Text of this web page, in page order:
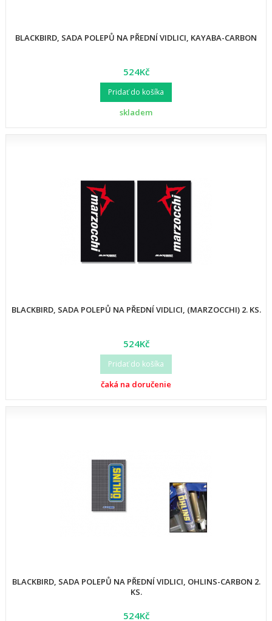
BLACKBIRD, SADA POLEPŮ NA PŘEDNÍ VIDLICI, KAYABA-CARBON
524Kč
Pridať do košíka
skladem
BLACKBIRD, SADA POLEPŮ NA PŘEDNÍ VIDLICI, (MARZOCCHI) 2. KS.
524Kč
Pridať do košíka
čaká na doručenie
BLACKBIRD, SADA POLEPŮ NA PŘEDNÍ VIDLICI, OHLINS-CARBON 2.
KS.
524Kč